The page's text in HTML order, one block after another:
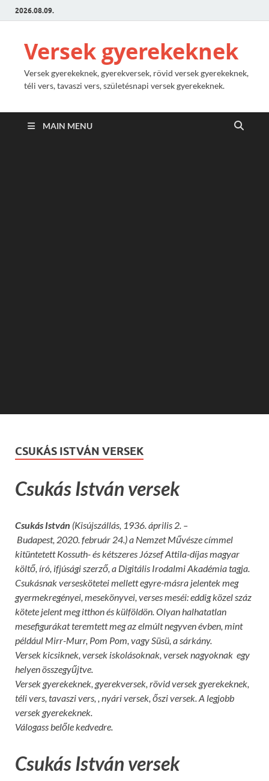
2026.08.09.
Versek gyerekeknek
Versek gyerekeknek, gyerekversek, rövid versek gyerekeknek,
téli vers, tavaszi vers, születésnapi versek gyerekeknek.
MAIN MENU
CSUKÁS ISTVÁN VERSEK
Csukás István versek
Csukás István (Kisújszállás, 1936. április 2. –
Budapest, 2020. február 24.) a Nemzet Művésze címmel
kitüntetett Kossuth- és kétszeres József Attila-díjas magyar
költő, író, ifjúsági szerző, a Digitális Irodalmi Akadémia tagja.
Csukásnak verseskötetei mellett egyre-másra jelentek meg
gyermekregényei, mesekönyvei, verses meséi: eddig közel száz
kötete jelent meg itthon és külföldön. Olyan halhatatlan
mesefigurákat teremtett meg az elmúlt negyven évben, mint
például Mirr-Murr, Pom Pom, vagy Süsü, a sárkány.
Versek kicsiknek, versek iskolásoknak, versek nagyoknak egy
helyen összegyűjtve.
Versek gyerekeknek, gyerekversek, rövid versek gyerekeknek,
téli vers, tavaszi vers, , nyári versek, őszi versek. A legjobb
versek gyerekeknek.
Válogass belőle kedvedre.
Csukás István versek